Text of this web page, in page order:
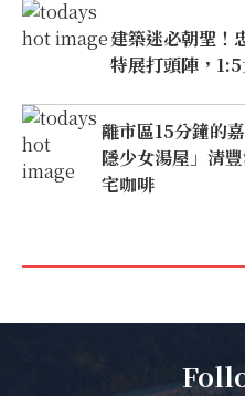
建築迷必朝聖！
特展打頭陣，
離市區15分鐘的
隱少女湯屋」清
宅咖啡